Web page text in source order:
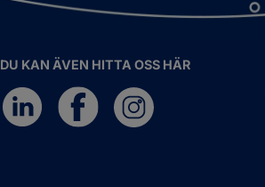
DU KAN ÄVEN HITTA OSS HÄR